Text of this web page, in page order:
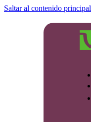
Saltar al contenido principal